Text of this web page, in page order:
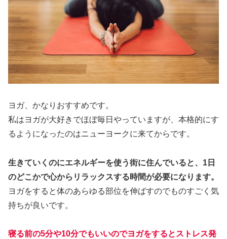
ヨガ、かなりおすすめです。
私はヨガが大好きでほぼ毎日やっていますが、本格的にす
るようになったのはニューヨークに来てからです。
生きていくのにエネルギーを使う街に住んでいると、1日
のどこかで心からリラックスする時間が必要になります。
ヨガをすると体のあらゆる部位を伸ばすのでものすごく気
持ちが良いです。
寝る前の5分や10分でもいいのでヨガをするとストレス発